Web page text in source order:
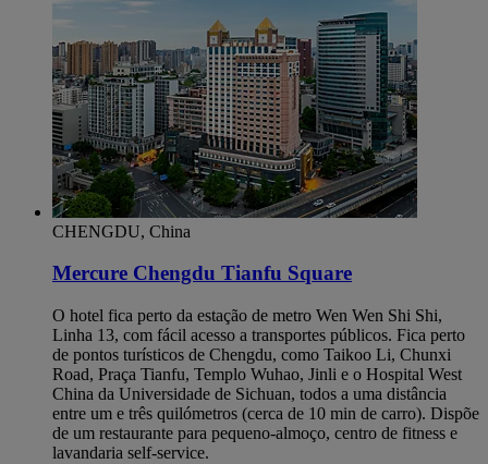
CHENGDU, China
Mercure Chengdu Tianfu Square
O hotel fica perto da estação de metro Wen Wen Shi Shi,
Linha 13, com fácil acesso a transportes públicos. Fica perto
de pontos turísticos de Chengdu, como Taikoo Li, Chunxi
Road, Praça Tianfu, Templo Wuhao, Jinli e o Hospital West
China da Universidade de Sichuan, todos a uma distância
entre um e três quilómetros (cerca de 10 min de carro). Dispõe
de um restaurante para pequeno-almoço, centro de fitness e
lavandaria self-service.